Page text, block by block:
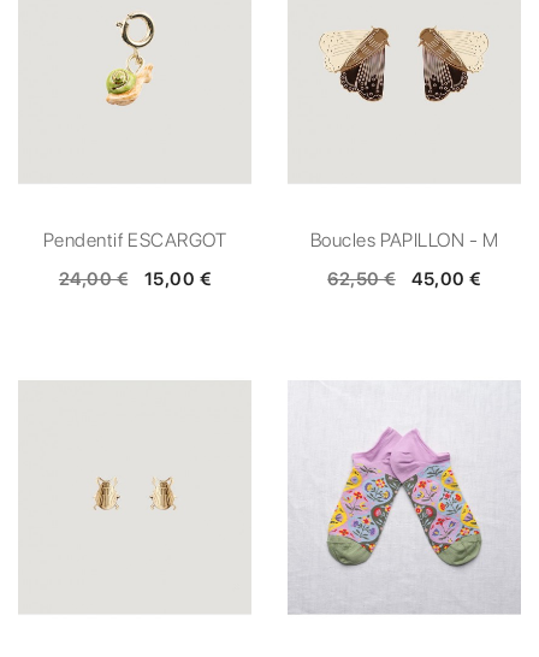
Pendentif ESCARGOT
24,00 € 15,00 €
Boucles PAPILLON - M
62,50 € 45,00 €